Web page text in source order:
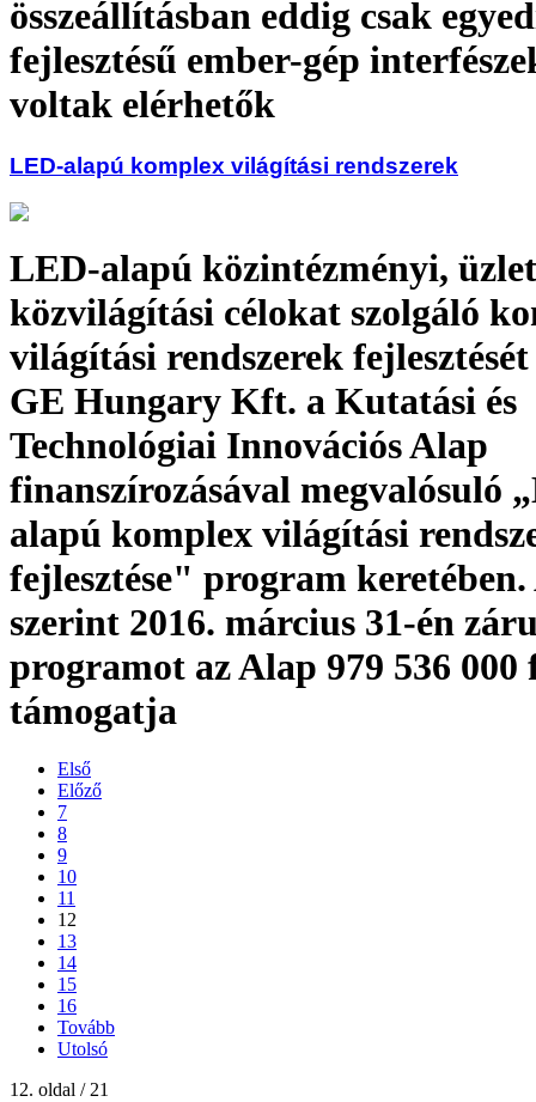
összeállításban eddig csak
fejlesztésű ember-gép
voltak elérhetők
LED-alapú komplex világítási rendszerek
LED-alapú közintézményi,
közvilágítási célokat szolgáló
világítási rendszerek
GE Hungary Kft. a Kutatási és
Technológiai Innovációs Alap
finanszírozásával megvalósuló
alapú komplex világítási
fejlesztése" program
szerint 2016. március 31-én
programot az Alap 979 536
támogatja
Első
Előző
7
8
9
10
11
12
13
14
15
16
Tovább
Utolsó
12. oldal / 21